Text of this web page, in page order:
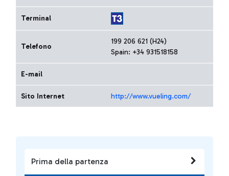
Prima della partenza
Terminal
Telefono
199 206 621 (H24)
Spain: +34 931518158
E-mail
Sito Internet http://www.vueling.com/